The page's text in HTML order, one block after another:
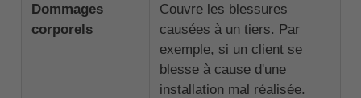
Dommages
corporels
Couvre les blessures
causées à un tiers. Par
exemple, si un client se
blesse à cause d'une
installation mal réalisée.